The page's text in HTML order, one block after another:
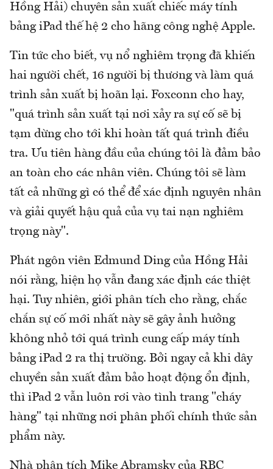
Hồng Hải) chuyên sản xuất chiếc máy tính
bảng iPad thế hệ 2 cho hãng công nghệ Apple.
Tin tức cho biết, vụ nổ nghiêm trọng đã khiến
hai người chết, 16 người bị thương và làm quá
trình sản xuất bị hoãn lại. Foxconn cho hay,
"quá trình sản xuất tại nơi xảy ra sự cố sẽ bị
tạm dừng cho tới khi hoàn tất quá trình điều
tra. Ưu tiên hàng đầu của chúng tôi là đảm bảo
an toàn cho các nhân viên. Chúng tôi sẽ làm
tất cả những gì có thể để xác định nguyên nhân
và giải quyết hậu quả của vụ tai nạn nghiêm
trọng này".
Phát ngôn viên Edmund Ding của Hồng Hải
nói rằng, hiện họ vẫn đang xác định các thiệt
hại. Tuy nhiên, giới phân tích cho rằng, chắc
chắn sự cố mới nhất này sẽ gây ảnh hưởng
không nhỏ tới quá trình cung cấp máy tính
bảng iPad 2 ra thị trường. Bởi ngay cả khi dây
chuyền sản xuất đảm bảo hoạt động ổn định,
thì iPad 2 vẫn luôn rơi vào tình trang "cháy
hàng" tại những nơi phân phối chính thức sản
phẩm này.
Nhà phân tích Mike Abramsky của RBC